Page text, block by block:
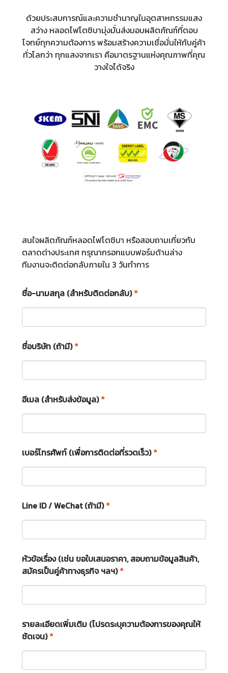
ด้วยประสบการณ์และความชำนาญในอุตสาหกรรมแสง
สว่าง หลอดไฟโตชิบามุ่งมั่นส่งมอบผลิตภัณฑ์ที่ตอบ
โจทย์ทุกความต้องการ พร้อมสร้างความเชื่อมั่นให้กับคู่ค้า
ทั่วโลกว่า ทุกแสงจากเรา คือมาตรฐานแห่งคุณภาพที่คุณ
วางใจได้จริง
สนใจผลิตภัณฑ์หลอดไฟโตชิบา หรือสอบถามเกี่ยวกับ
ตลาดต่างประเทศ กรุณากรอกแบบฟอร์มด้านล่าง
ทีมงานจะติดต่อกลับภายใน 3 วันทำการ
ชื่อ-นามสกุล (สำหรับติดต่อกลับ) *
ชื่อบริษัท (ถ้ามี) *
อีเมล (สำหรับส่งข้อมูล) *
เบอร์โทรศัพท์ (เพื่อการติดต่อที่รวดเร็ว) *
Line ID / WeChat (ถ้ามี) *
หัวข้อเรื่อง (เช่น ขอใบเสนอราคา, สอบถามข้อมูลสินค้า,
สมัครเป็นคู่ค้าทางธุรกิจ ฯลฯ) *
รายละเอียดเพิ่มเติม (โปรดระบุความต้องการของคุณให้
ชัดเจน) *